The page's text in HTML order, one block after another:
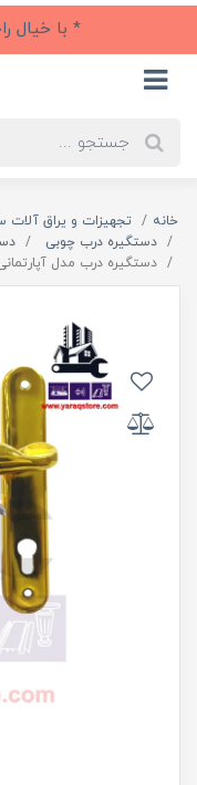
* با خیال
خانه تجهیزات و یراق آلات
دستگیره درب چوبی
دستگیره درب مدل آپارتمانی